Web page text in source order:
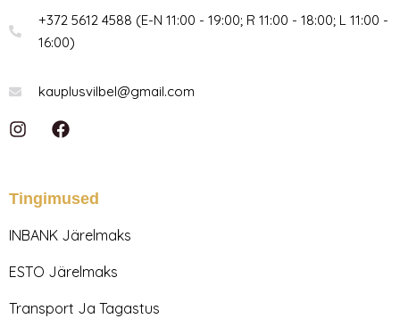
+372 5612 4588 (E-N 11:00 - 19:00; R 11:00 - 18:00; L 11:00 -
16:00)
kauplusvilbel@gmail.com
I
a
r
m
F
a
b
o
Tingimused
INBANK Järelmaks
ESTO Järelmaks
Transport Ja Tagastus